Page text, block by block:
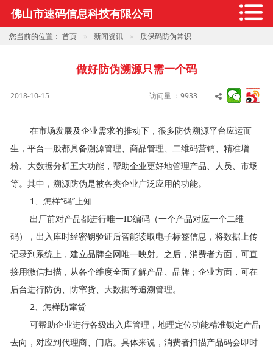
佛山市速码信息科技有限公司
您当前的位置： 首页 新闻资讯 质保码防伪常识
做好防伪溯源只需一个码
2018-10-15 访问量 ：9933
在市场发展及企业需求的推动下，很多防伪溯源平台应运而
生，平台一般都具备溯源管理、商品管理、二维码营销、精准增
粉、大数据分析五大功能，帮助企业更好地管理产品、人员、市场
等。其中，溯源防伪是被各类企业广泛应用的功能。
1、怎样“码”上知
出厂前对产品都进行唯一ID编码（一个产品对应一个二维
码），出入库时经密钥验证后智能读取电子标签信息，将数据上传
记录到系统上，建立品牌全网唯一映射。之后，消费者方面，可直
接用微信扫描，从各个维度全面了解产品、品牌；企业方面，可在
后台进行防伪、防窜货、大数据等追溯管理。
2、怎样防窜货
可帮助企业进行各级出入库管理，地理定位功能精准锁定产品
去向，对应到代理商、门店。具体来说，消费者扫描产品码会即时